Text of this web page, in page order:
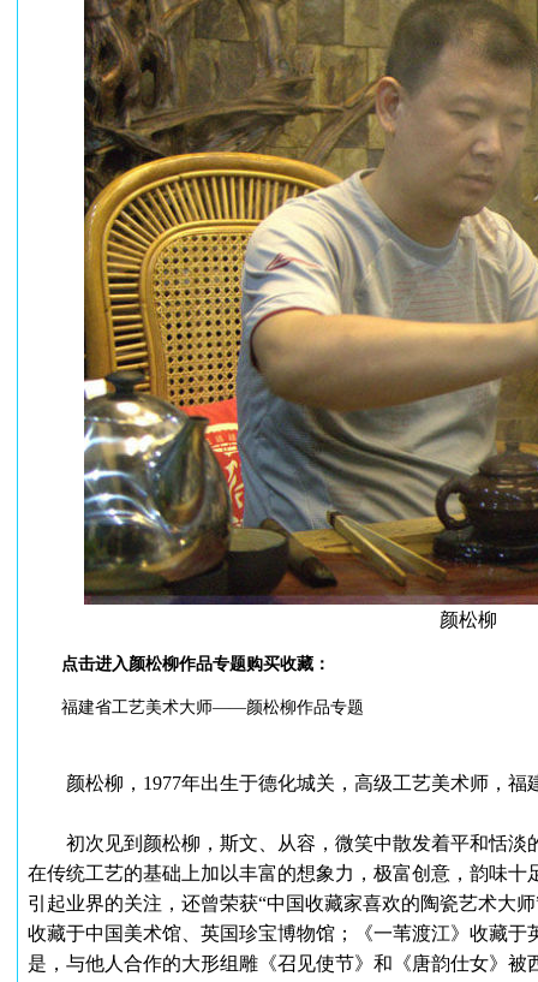
颜松柳
点击进入颜松柳作品专题购买收藏：
福建省工艺美术大师——颜松柳作品专题
颜松柳，1977年出生于德化城关，高级工艺美术师，福
初次见到颜松柳，斯文、从容，微笑中散发着平和恬淡
在传统工艺的基础上加以丰富的想象力，极富创意，韵味
引起业界的关注，还曾荣获“中国收藏家喜欢的陶瓷艺术大
收藏于中国美术馆、英国珍宝博物馆；《一苇渡江》收藏
是，与他人合作的大形组雕《召见使节》和《唐韵仕女》